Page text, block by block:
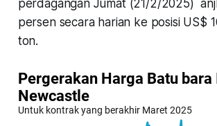
perdagangan Jumat (21/2/2025)
persen secara harian ke posisi US$
ton.